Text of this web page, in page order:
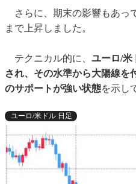
さらに、期末の影響もあっ
まで上昇しました。
テクニカル的に、 ユーロ/米
され、その水準から大陽線を
のサポートが強い状態を示し
ユーロ/米ドル 日足